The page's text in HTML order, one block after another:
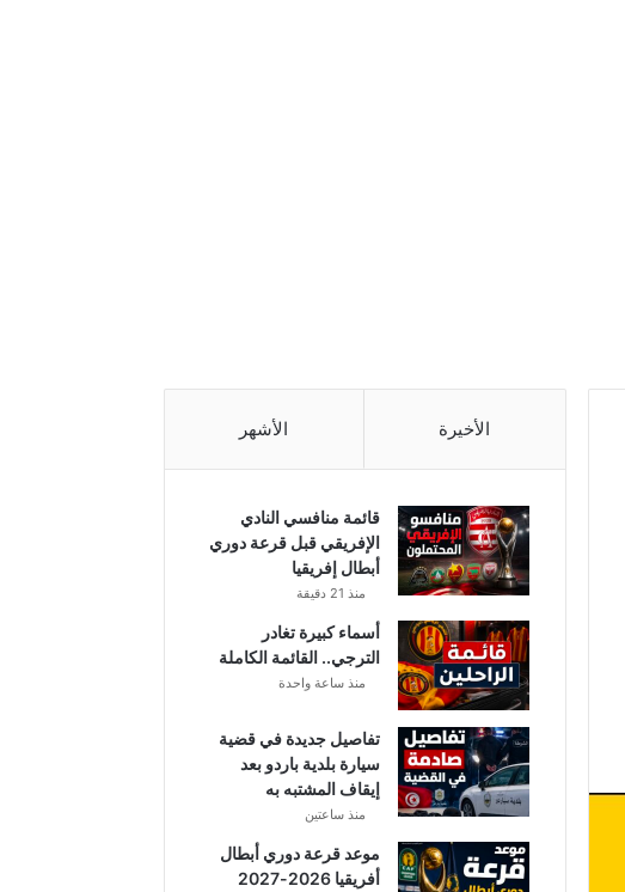
الأخيرة الأشهر
قائمة منافسي النادي
الإفريقي قبل قرعة دوري
أبطال إفريقيا
منذ 21 دقيقة
أسماء كبيرة تغادر
الترجي.. القائمة الكاملة
منذ ساعة واحدة
تفاصيل جديدة في قضية
سيارة بلدية باردو بعد
إيقاف المشتبه به
منذ ساعتين
موعد قرعة دوري أبطال
أفريقيا 2026-2027